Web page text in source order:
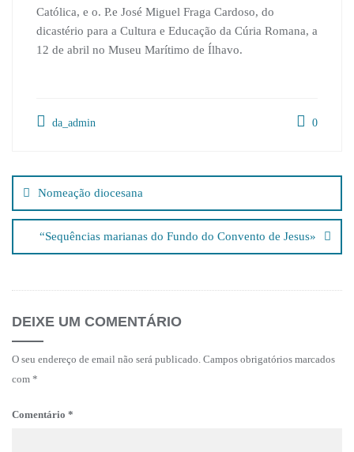
Católica, e o. P.e José Miguel Fraga Cardoso, do
dicastério para a Cultura e Educação da Cúria Romana, a
12 de abril no Museu Marítimo de Ílhavo.
da_admin 0
de
artigos
Nomeação diocesana
“Sequências marianas do Fundo do Convento de Jesus»
DEIXE UM COMENTÁRIO
O seu endereço de email não será publicado. Campos obrigatórios marcados
com *
Comentário *